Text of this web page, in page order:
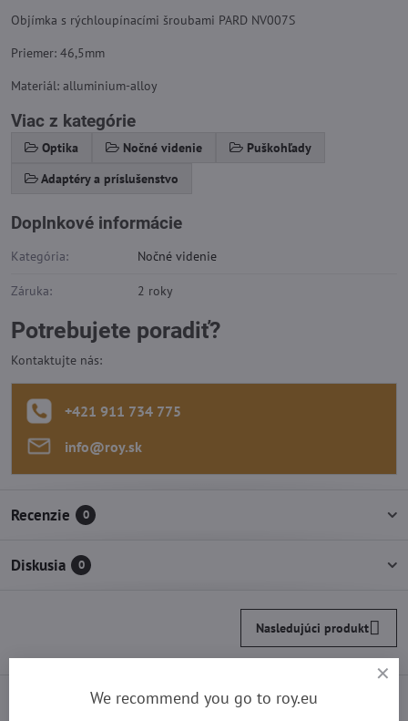
Objímka s rýchloupínacími šroubami PARD NV007S
Priemer: 46,5mm
Materiál: alluminium-alloy
Viac z kategórie
Optika Nočné videnie
Puškohľady
Adaptéry a príslušenstvo
Doplnkové informácie
Kategória: Nočné videnie
Záruka: 2 roky
Potrebujete poradiť?
Kontaktujte nás:
+421 911 734 775
info​@roy​.sk
Recenzie 0
Diskusia 0
Nasledujúci produkt
Vyberte si z najpredávanejších
We recommend you go to roy.eu